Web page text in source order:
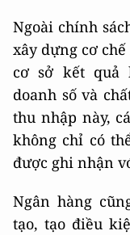
Ngoài chính
xây dựng cơ
cơ sở kết quả
doanh số và
thu nhập này,
không chỉ có
được ghi nhận
Ngân hàng
tạo, tạo điều